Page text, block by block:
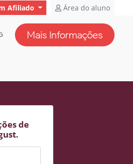
Afiliado Área do aluno
Mais Informações
de